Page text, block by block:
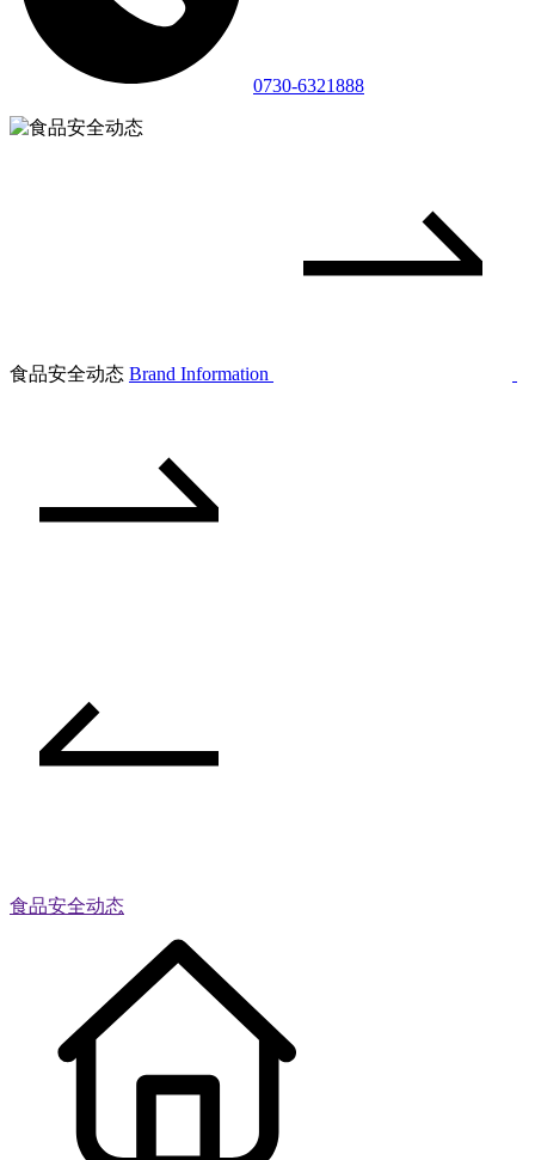
0730-6321888
食品安全动态 Brand Information
食品安全动态